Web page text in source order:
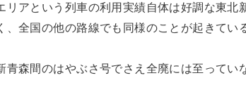
リアという列車の利用実績自体は好調な東
、全国の他の路線でも同様のことが起きてい
青森間のはやぶさ号でさえ全廃には至ってい